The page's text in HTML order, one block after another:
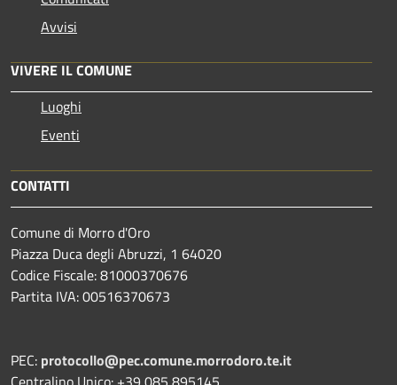
Avvisi
VIVERE IL COMUNE
Luoghi
Eventi
CONTATTI
Comune di Morro d'Oro
Piazza Duca degli Abruzzi, 1 64020
Codice Fiscale: 81000370676
Partita IVA: 00516370673
PEC: protocollo@pec.comune.morrodoro.te.it